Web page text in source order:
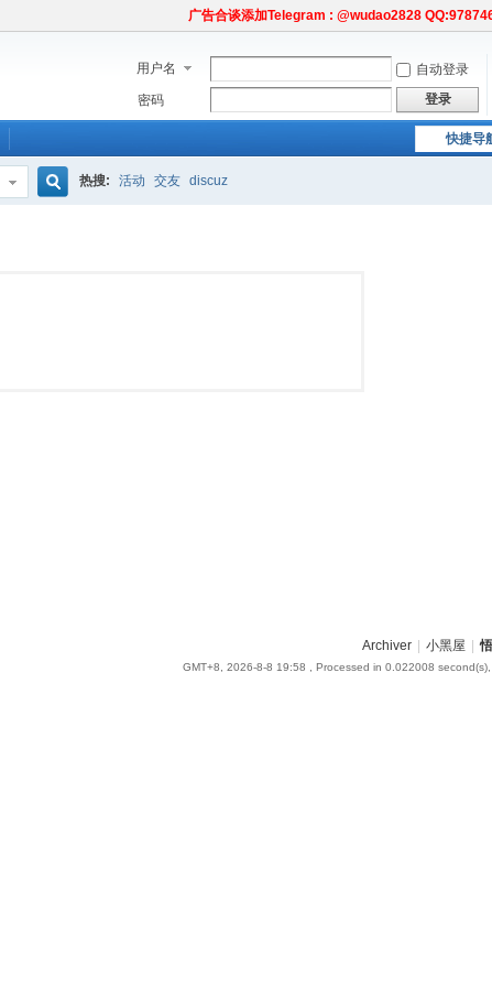
广告合谈添加Telegram : @wudao2828
用户名 自动登录
密码
登录
快捷导
热搜: 活动 交友 discuz
Archiver 小黑屋
GMT+8, 2026-8-8 19:58 , Processed in 0.022008 second(s),